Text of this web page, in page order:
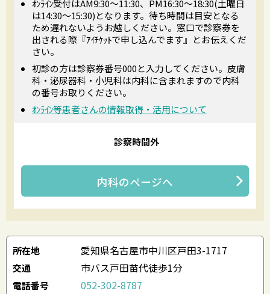
ｵﾝﾗｲﾝ受付はAM9:30～11:30、PM16:30～18:30(土曜日
は14:30～15:30)となります。待ち時間は目安となる
ため遅れないようお越しください。窓口で診察券を
出される際『ｱｲﾁｹｯﾄで申し込んでます』とお伝えくだ
さい。
初診の方は診察券番号000と入力してください。皮膚
科・泌尿器科・小児科は内科に含まれますので内科
の番号お取りください。
ｵﾝﾗｲﾝ等患者さんの情報取得・活用について
診察時間外
内科のページへ
所在地 愛知県名古屋市中川区戸田3-1717
交通 市バス戸田苗代徒歩1分
電話番号 052-302-8787